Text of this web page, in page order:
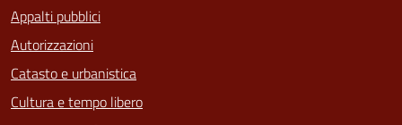
Appalti pubblici
Autorizzazioni
Catasto e urbanistica
Cultura e tempo libero